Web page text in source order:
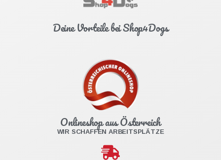
Deine Vorteile bei Shop4Dogs
Onlineshop aus Österreich
WIR SCHAFFEN ARBEITSPLÄTZE